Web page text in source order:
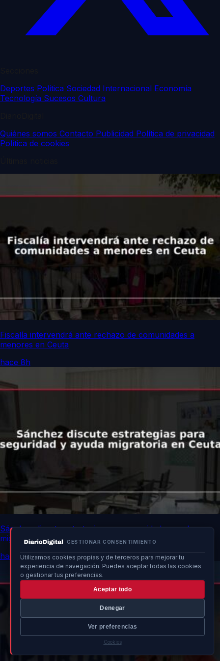
GESTIONAR CONSENTIMIENTO
Utilizamos cookies propias y de terceros para mejorar tu
experiencia de navegación. Puedes aceptar todas las cookies
o gestionar tus preferencias.
Aceptar todo
Denegar
Ver preferencias
Cookies
Deportes Política Sociedad Internacional Economía
Tecnología Sucesos Cultura
Quiénes somos Contacto Publicidad Política de privacidad
Política de cookies
Fiscalía intervendrá ante rechazo de comunidades a
menores en Ceuta
hace 8h
Sánchez discute estrategias para seguridad y ayuda
migratoria en Ceuta
hace 9h